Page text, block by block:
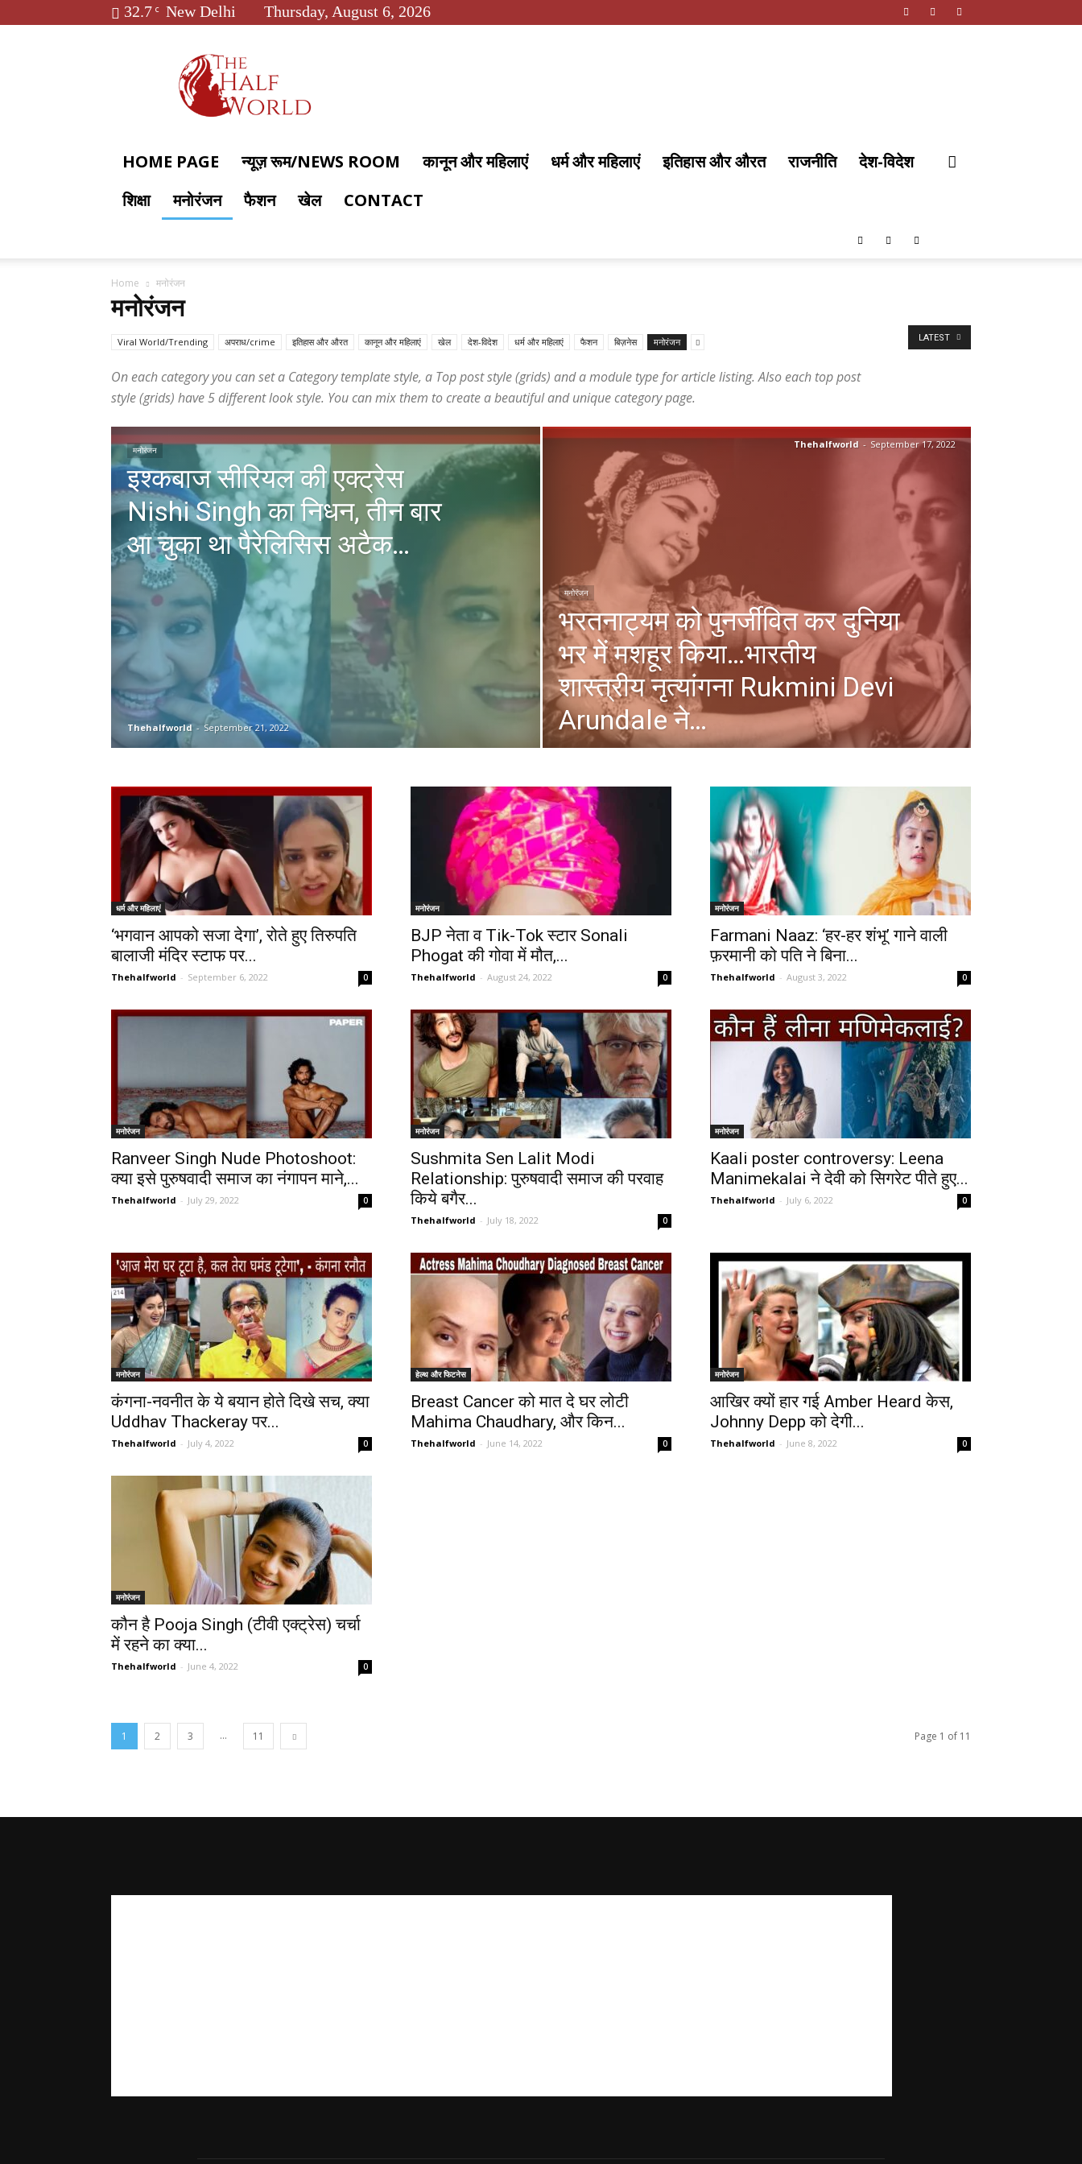
32.7 C New Delhi Thursday, August 6, 2026
World
HOME PAGE न्यूज़ रूम/NEWS ROOM कानून और महिलाएं धर्म और महिलाएं इतिहास और औरत राजनीति
देश-विदेश
शिक्षा
मनोरंजन फैशन खेल CONTACT
Home मनोरंजन
मनोरंजन
Viral World/Trending अपराध/crime इतिहास और औरत कानून और महिलाएं खेल देश-विदेश धर्म और महिलाएं फैशन बिज़नेस मनोरंजन
On each category you can set a Category template style, a Top post style (grids) and a module type for article listing. Also each top post
style (grids) have 5 different look style. You can mix them to create a beautiful and unique category page.
LATEST
मनोरंजन
इश्कबाज सीरियल की एक्ट्रेस
Nishi Singh का निधन, तीन बार
आ चुका था पैरेलिसिस अटैक…
Thehalfworld - September 21, 2022
मनोरंजन
भरतनाट्यम को पुनर्जीवित कर दुनिया
भर में मशहूर किया…भारतीय
शास्त्रीय नृत्यांगना Rukmini Devi
Arundale ने…
Thehalfworld - September 17, 2022
धर्म और महिलाएं
‘भगवान आपको सजा देगा’, रोते हुए तिरुपति
बालाजी मंदिर स्टाफ पर...
Thehalfworld - September 6, 2022 0
मनोरंजन
BJP नेता व Tik-Tok स्टार Sonali
Phogat की गोवा में मौत,...
Thehalfworld - August 24, 2022 0
मनोरंजन
Farmani Naaz: ‘हर-हर शंभू’ गाने वाली
फ़रमानी को पति ने बिना...
Thehalfworld - August 3, 2022 0
मनोरंजन
Ranveer Singh Nude Photoshoot:
क्या इसे पुरुषवादी समाज का नंगापन माने,...
Thehalfworld - July 29, 2022 0
मनोरंजन
Sushmita Sen Lalit Modi
Relationship: पुरुषवादी समाज की परवाह
किये बगैर...
Thehalfworld - July 18, 2022 0
मनोरंजन
Kaali poster controversy: Leena
Manimekalai ने देवी को सिगरेट पीते हुए...
Thehalfworld - July 6, 2022 0
मनोरंजन
कंगना-नवनीत के ये बयान होते दिखे सच, क्या
Uddhav Thackeray पर...
Thehalfworld - July 4, 2022 0
हेल्थ और फिटनेस
Breast Cancer को मात दे घर लोटी
Mahima Chaudhary, और किन...
Thehalfworld - June 14, 2022 0
मनोरंजन
आखिर क्यों हार गई Amber Heard केस,
Johnny Depp को देगी...
Thehalfworld - June 8, 2022 0
मनोरंजन
कौन है Pooja Singh (टीवी एक्ट्रेस) चर्चा
में रहने का क्या...
Thehalfworld - June 4, 2022 0
1 2 3 ... 11 Page 1 of 11